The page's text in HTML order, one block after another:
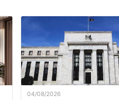
04/08/2026